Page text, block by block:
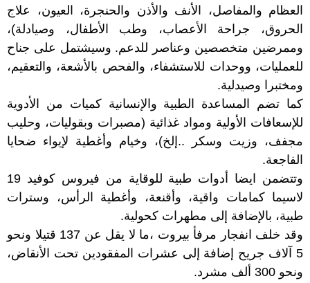
العظام والمفاصل، الأنف والأذن والحنجرة، العيون، علاج
الحروق، جراحة الأعصاب، وطب الأطفال، وصيادلة)،
وممرضين متخصصين وعناصر للدعم. وسيشتمل على جناح
للعمليات، ووحدات للاستشفاء، والفحص بالأشعة، والتعقيم،
ومختبرا وصيدلية.
كما تضم المساعدة الطبية والإنسانية كميات من الأدوية
للإسعافات الأولية ومواد غذائية (مصبرات وبقوليات، وحليب
مجفف، وزيت وسكر ..إلخ)، وخيام وأغطية لإيواء ضحايا
الفاجعة.
وتتضمن ايضا أدوات طبية للوقاية من فيروس كوفيد 19
لاسيما كمامات واقية، وأقنعة، وأغطية الرأس، وسترات
طبية، بالإضافة إلى مطهرات كحولية.
وقد خلف انفجار مرفأ بيروت ،ما لا يقل عن 137 قتيلا ونحو
5 آلاف جريح إضافة إلى عشرات المفقودين تحت الأنقاض،
ونحو 300 ألف مشرد.